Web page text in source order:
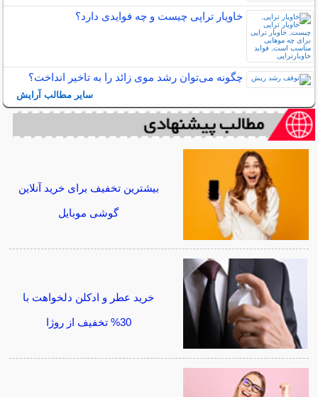
خاویار تراپی چیست و چه فوایدی دارد؟
چگونه می‌توان رشد موی زائد را به تاخیر انداخت؟
سایر مطالب آرایش
بیشترین تخفیف برای خرید آنلاین
گوشی موبایل
خرید عطر و ادکلن دلخواهت با
30% تخفیف از روژا